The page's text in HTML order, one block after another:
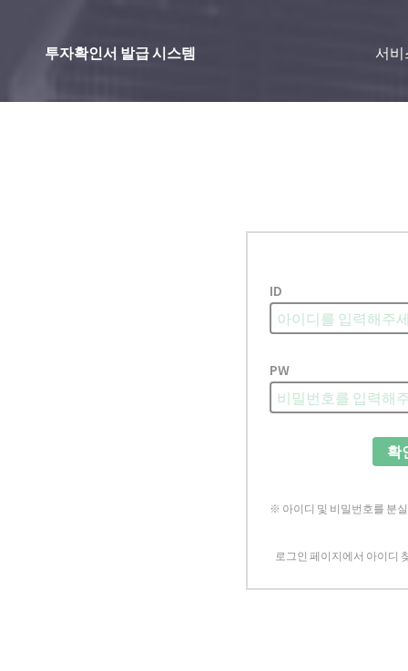
투자확인서 발급 시스템 서비
ID
PW
확
※ 아이디 및 비밀번호를 분
로그인 페이지에서 아이디